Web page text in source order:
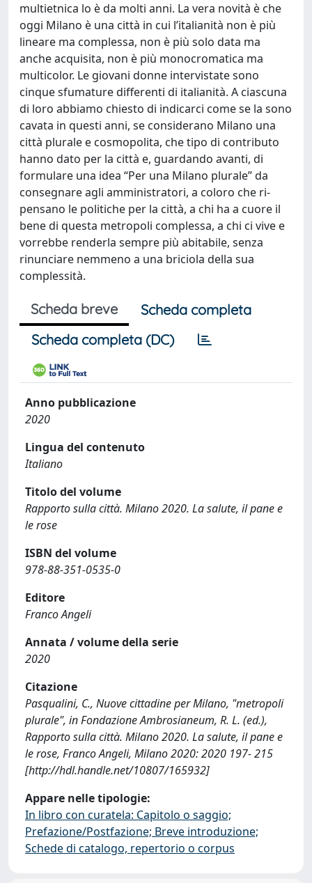
multietnica lo è da molti anni. La vera novità è che
oggi Milano è una città in cui l’italianità non è più
lineare ma complessa, non è più solo data ma
anche acquisita, non è più monocromatica ma
multicolor. Le giovani donne intervistate sono
cinque sfumature differenti di italianità. A ciascuna
di loro abbiamo chiesto di indicarci come se la sono
cavata in questi anni, se considerano Milano una
città plurale e cosmopolita, che tipo di contributo
hanno dato per la città e, guardando avanti, di
formulare una idea “Per una Milano plurale” da
consegnare agli amministratori, a coloro che ri-
pensano le politiche per la città, a chi ha a cuore il
bene di questa metropoli complessa, a chi ci vive e
vorrebbe renderla sempre più abitabile, senza
rinunciare nemmeno a una briciola della sua
complessità.
Scheda breve
Scheda completa
Scheda completa (DC)
Anno pubblicazione
2020
Lingua del contenuto
Italiano
Titolo del volume
Rapporto sulla città. Milano 2020. La salute, il pane e
le rose
ISBN del volume
978-88-351-0535-0
Editore
Franco Angeli
Annata / volume della serie
2020
Citazione
Pasqualini, C., Nuove cittadine per Milano, "metropoli
plurale", in Fondazione Ambrosianeum, R. L. (ed.),
Rapporto sulla città. Milano 2020. La salute, il pane e
le rose, Franco Angeli, Milano 2020: 2020 197- 215
[http://hdl.handle.net/10807/165932]
Appare nelle tipologie:
In libro con curatela: Capitolo o saggio;
Prefazione/Postfazione; Breve introduzione;
Schede di catalogo, repertorio o corpus